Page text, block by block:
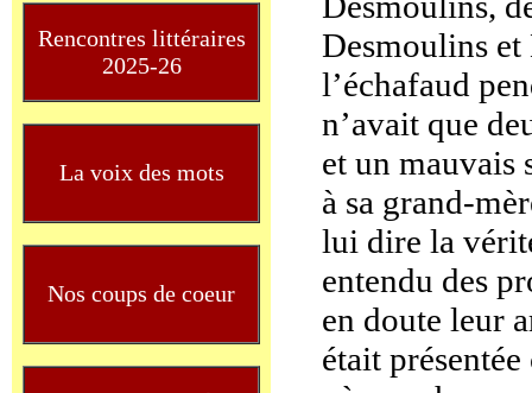
Rencontres littéraires
2025-26
La voix des mots
Nos coups de coeur
Desmoulins
l’échafaud
n’avait que
et un mauvais
à sa grand-
lui dire la
entendu des
en doute leur
était